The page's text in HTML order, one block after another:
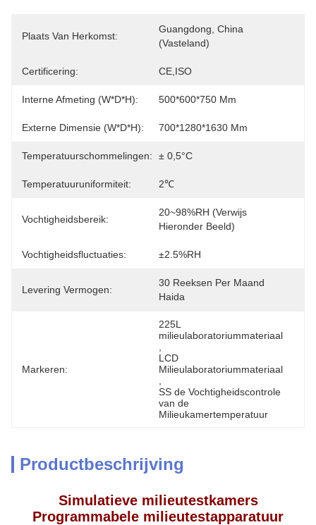
Plaats Van Herkomst:
Guangdong, China
(Vasteland)
Certificering: CE,ISO
Interne Afmeting (W*D*H): 500*600*750 Mm
Externe Dimensie (W*D*H): 700*1280*1630 Mm
Temperatuurschommelingen: ± 0,5°C
Temperatuuruniformiteit: 2℃
Vochtigheidsbereik:
20~98%RH (verwijs
Hieronder Beeld)
Vochtigheidsfluctuaties: ±2.5%RH
Levering Vermogen:
30 Reeksen Per Maand
Haida
Markeren:
225L
milieulaboratoriummateriaal
LCD
Milieulaboratoriummateriaal
SS de Vochtigheidscontrole
van de
Milieukamertemperatuur
Productbeschrijving
Simulatieve milieutestkamers
Programmabele milieutestapparatuur